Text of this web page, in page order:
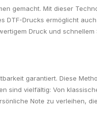
gemacht. Mit dieser
DTF-Drucks ermöglicht
Druck und schnellem
garantiert. Diese
sind vielfältig: Von
Note zu verleihen,